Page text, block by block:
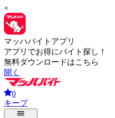
×
マッハバイトアプリ
アプリでお得にバイト探し！
無料ダウンロードはこちら
開く
0
キープ